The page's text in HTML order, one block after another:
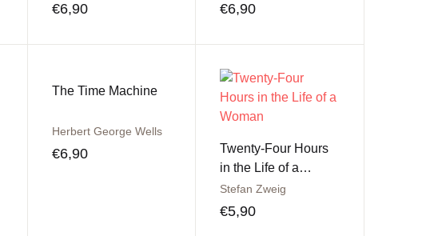
€6,90 €6,90
The Time Machine
Herbert George Wells
€6,90
Twenty-Four Hours
in the Life of a
Woman
Stefan Zweig
€5,90